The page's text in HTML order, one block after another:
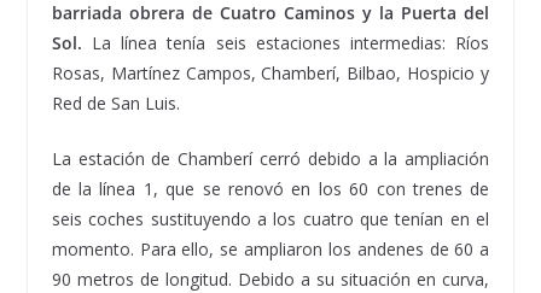
barriada obrera de Cuatro Caminos y la Puerta del
Sol. La línea tenía seis estaciones intermedias: Ríos
Rosas, Martínez Campos, Chamberí, Bilbao, Hospicio y
Red de San Luis.
La estación de Chamberí cerró debido a la ampliación
de la línea 1, que se renovó en los 60 con trenes de
seis coches sustituyendo a los cuatro que tenían en el
momento. Para ello, se ampliaron los andenes de 60 a
90 metros de longitud. Debido a su situación en curva,